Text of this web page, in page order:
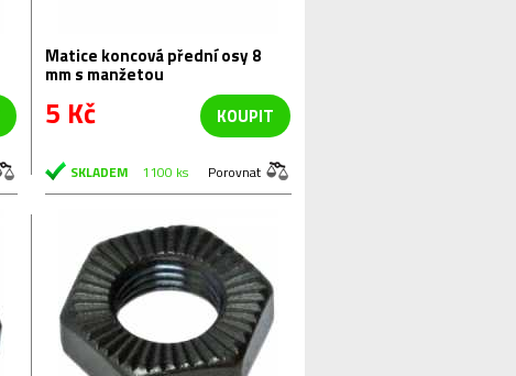
Matice koncová přední osy 8
mm s manžetou
5 Kč KOUPIT
SKLADEM 1100 ks Porovnat